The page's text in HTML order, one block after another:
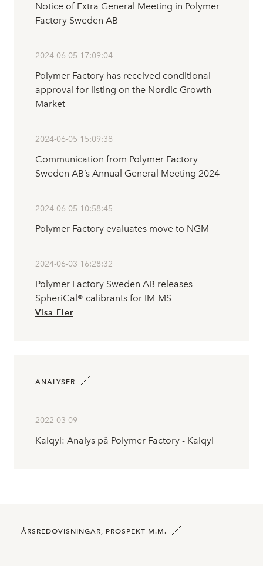
Notice of Extra General Meeting in Polymer
Factory Sweden AB
2024-06-05 17:09:04
Polymer Factory has received conditional
approval for listing on the Nordic Growth
Market
2024-06-05 15:09:38
Communication from Polymer Factory
Sweden AB’s Annual General Meeting 2024
2024-06-05 10:58:45
Polymer Factory evaluates move to NGM
2024-06-03 16:28:32
Polymer Factory Sweden AB releases
SpheriCal® calibrants for IM-MS
Visa Fler
ANALYSER
2022-03-09
Kalqyl: Analys på Polymer Factory - Kalqyl
ÅRSREDOVISNINGAR, PROSPEKT M.M.